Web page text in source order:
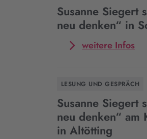
in
Susanne Siegert
neu denken“ in
weitere Infos
LESUNG UND GESPRÄCH
Susanne Siegert
neu denken“ am
in Altötting